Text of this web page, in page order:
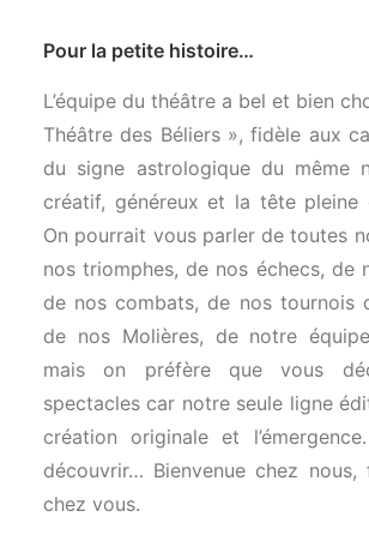
Pour la petite histoire…
L’équipe du théâtre a bel et bien
Théâtre des Béliers », fidèle aux
du signe astrologique du même
créatif, généreux et la tête pleine
On pourrait vous parler de toutes
nos triomphes, de nos échecs, de
de nos combats, de nos tournois
de nos Molières, de notre
mais on préfère que vous
spectacles car notre seule ligne
création originale et
découvrir… Bienvenue chez nous,
chez vous.